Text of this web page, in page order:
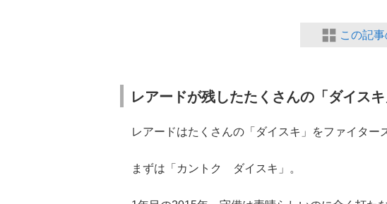
この記事
レアードが残したたくさんの「ダイスキ
レアードはたくさんの「ダイスキ」をファイター
まずは「カントク ダイスキ」。